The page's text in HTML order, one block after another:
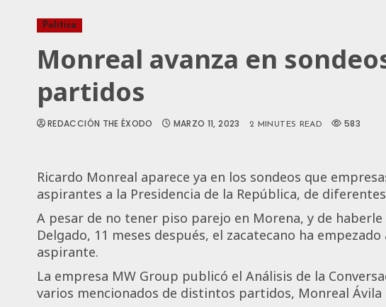
Política
Monreal avanza en
partidos
REDACCIÓN THE ÉXODO MARZO 11, 2023 2 MINUTES READ 583
Ricardo Monreal aparece ya en los sondeos que
aspirantes a la Presidencia de la República, de
A pesar de no tener piso parejo en Morena, y de
Delgado, 11 meses después, el zacatecano ha
aspirante.
La empresa MW Group publicó el Análisis de la
varios mencionados de distintos partidos, Monreal Ávila